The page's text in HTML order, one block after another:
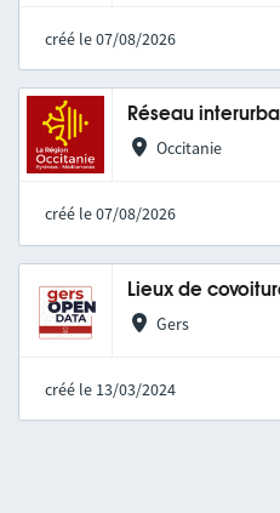
créé le 07/08/2026
Réseau
Occitanie
créé le 07/08/2026
Lieux de
Gers
créé le 13/03/2024